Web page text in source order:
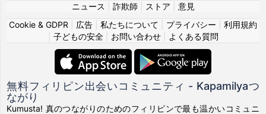
ニュース 詐欺師 ストア
意見
Cookie & GDPR
広告 私たちについて プライバシー
利用規約
子どもの安全| お問い合わせ| よくある質問
無料フィリピン出会いコミュニティ - Kapamilyaつ
ながり
Kumusta! 真のつながりのためのフィリピンで最も温かいコミュニ